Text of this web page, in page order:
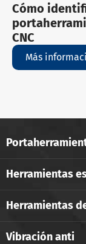
Cómo
CNC
Más
Herramientas
Herramientas
Vibración anti